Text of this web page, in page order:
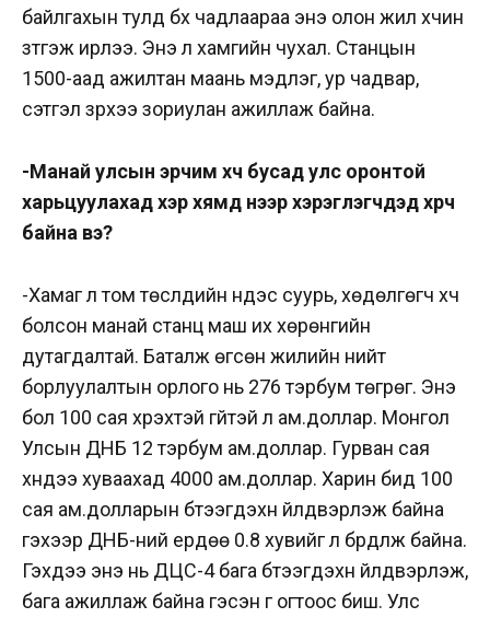
байлгахын тулд бүх чадлаараа энэ олон жил хүчин
зүтгэж ирлээ. Энэ л хамгийн чухал. Станцын
1500-аад ажилтан маань мэдлэг, ур чадвар,
сэтгэл зүрхээ зориулан ажиллаж байна.
-Манай улсын эрчим хүч бусад улс оронтой
харьцуулахад хэр хямд үнээр хэрэглэгчдэд хүрч
байна вэ?
-Хамаг л том төслүүдийн үндэс суурь, хөдөлгөгч хүч
болсон манай станц маш их хөрөнгийн
дутагдалтай. Баталж өгсөн жилийн нийт
борлуулалтын орлого нь 276 тэрбум төгрөг. Энэ
бол 100 сая хүрэхтэй үгүйтэй л ам.доллар. Монгол
Улсын ДНБ 12 тэрбум ам.доллар. Гурван сая
хүндээ хуваахад 4000 ам.доллар. Харин бид 100
сая ам.долларын бүтээгдэхүүн үйлдвэрлэж байна
гэхээр ДНБ-ний ердөө 0.8 хувийг л бүрдүүлж байна.
Гэхдээ энэ нь ДЦС-4 бага бүтээгдэхүүн үйлдвэрлэж,
бага ажиллаж байна гэсэн үг огтоос биш. Улс